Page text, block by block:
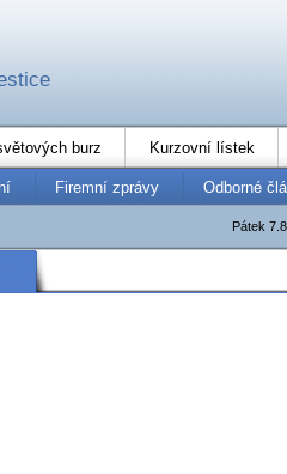
burz Kurzovní lístek
Firemní zprávy Odborné
Pátek